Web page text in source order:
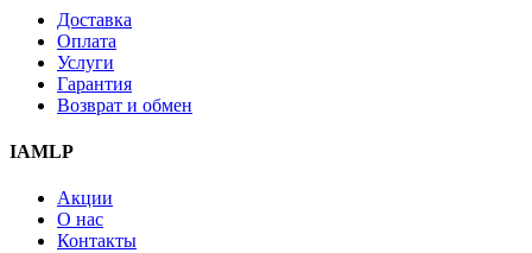
Доставка
Оплата
Услуги
Гарантия
Возврат и обмен
IAMLP
Акции
О нас
Контакты